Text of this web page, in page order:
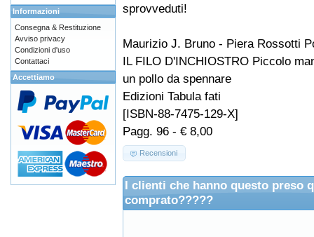
sprovveduti!
Maurizio J. Bruno - Piera Rossotti
IL FILO D'INCHIOSTRO Piccolo
un pollo da spennare
Edizioni Tabula fati
[ISBN-88-7475-129-X]
Pagg. 96 - € 8,00
Recensioni
I clienti che hanno questo preso
comprato?????
Informazioni
Consegna & Restituzione
Avviso privacy
Condizioni d'uso
Contattaci
Accettiamo